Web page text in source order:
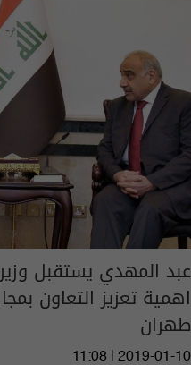
عبد المهدي يستقبل
اهمية تعزيز التعاون
طهران
11:08 | 2019-01-10